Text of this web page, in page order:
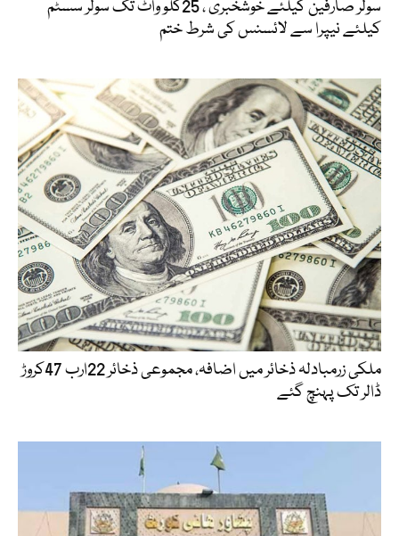
سولر صارفین کیلئے خوشخبری ، 25کلو واٹ تک سولر سسٹم
کیلئے نیپرا سے لائسنس کی شرط ختم
ملکی زرمبادلہ ذخائر میں اضافہ، مجموعی ذخائر 22ارب 47کروڑ
ڈالر تک پہنچ گئے